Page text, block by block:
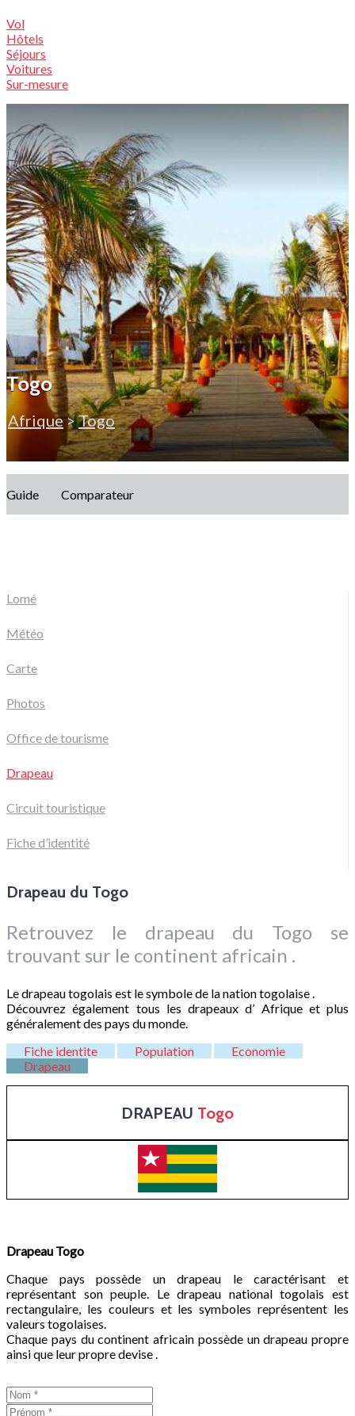
Vol
Hôtels
Séjours
Voitures
Sur-mesure
Togo
Afrique>Togo
Guide Comparateur
Lomé
Météo
Carte
Photos
Office de tourisme
Drapeau
Circuit touristique
Fiche d’identité
Drapeau du Togo
Retrouvez le drapeau du Togo se
trouvant sur le continent africain .
Le drapeau togolais est le symbole de la nation togolaise .
Découvrez également tous les drapeaux d’ Afrique et plus
généralement des pays du monde.
Fiche identite
Population
Economie
Drapeau
DRAPEAU Togo
Drapeau Togo
Chaque pays possède un drapeau le caractérisant et
représentant son peuple. Le drapeau national togolais est
rectangulaire, les couleurs et les symboles représentent les
valeurs togolaises.
Chaque pays du continent africain possède un drapeau propre
ainsi que leur propre devise .